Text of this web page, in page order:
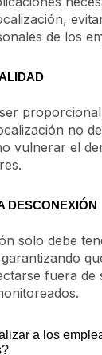
de los
no
vulnerar el
DESCONEXIÓN
solo debe
fuera de
a los